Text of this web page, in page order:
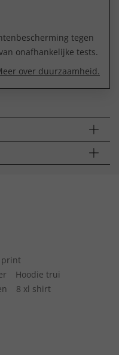
tegen
onafhankelijke tests.
over duurzaamheid.
print
Hoodie trui
8 xl shirt